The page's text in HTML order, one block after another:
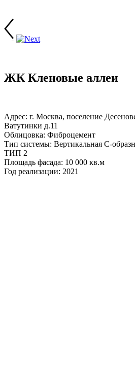
ЖК Кленовые аллеи
Адрес: г. Москва, поселение
Ватутинки д.11
Облицовка: Фиброцемент
Тип системы: Вертикальная С-
ТИП 2
Площадь фасада: 10 000 кв.м
Год реализации: 2021